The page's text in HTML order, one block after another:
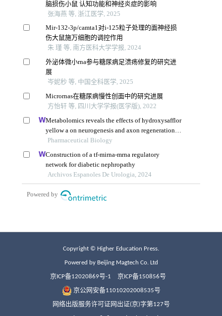
Copyright © Higher Education Press.
Powered by Beijing Magtech Co. Ltd
京ICP备12020869号-1 京ICP备150856号
京公网安备11010202008535号
网络出版服务许可证网出证(京)字第127号